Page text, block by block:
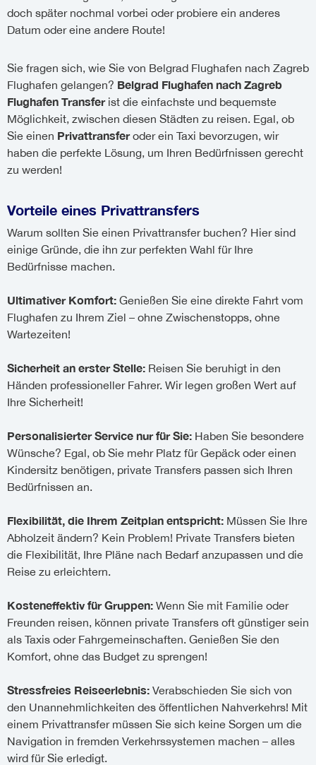
doch später nochmal vorbei oder probiere ein anderes
Datum oder eine andere Route!
Sie fragen sich, wie Sie von Belgrad Flughafen nach Zagreb
Flughafen gelangen? Belgrad Flughafen nach Zagreb
Flughafen Transferist die einfachste und bequemste
Möglichkeit, zwischen diesen Städten zu reisen. Egal, ob
Sie einen Privattransferoder ein Taxi bevorzugen, wir
haben die perfekte Lösung, um Ihren Bedürfnissen gerecht
zu werden!
Vorteile eines Privattransfers
Warum sollten Sie einen Privattransfer buchen? Hier sind
einige Gründe, die ihn zur perfekten Wahl für Ihre
Bedürfnisse machen.
Ultimativer Komfort: Genießen Sie eine direkte Fahrt vom
Flughafen zu Ihrem Ziel – ohne Zwischenstopps, ohne
Wartezeiten!
Sicherheit an erster Stelle: Reisen Sie beruhigt in den
Händen professioneller Fahrer. Wir legen großen Wert auf
Ihre Sicherheit!
Personalisierter Service nur für Sie: Haben Sie besondere
Wünsche? Egal, ob Sie mehr Platz für Gepäck oder einen
Kindersitz benötigen, private Transfers passen sich Ihren
Bedürfnissen an.
Flexibilität, die Ihrem Zeitplan entspricht: Müssen Sie Ihre
Abholzeit ändern? Kein Problem! Private Transfers bieten
die Flexibilität, Ihre Pläne nach Bedarf anzupassen und die
Reise zu erleichtern.
Kosteneffektiv für Gruppen: Wenn Sie mit Familie oder
Freunden reisen, können private Transfers oft günstiger sein
als Taxis oder Fahrgemeinschaften. Genießen Sie den
Komfort, ohne das Budget zu sprengen!
Stressfreies Reiseerlebnis: Verabschieden Sie sich von
den Unannehmlichkeiten des öffentlichen Nahverkehrs! Mit
einem Privattransfer müssen Sie sich keine Sorgen um die
Navigation in fremden Verkehrssystemen machen – alles
wird für Sie erledigt.